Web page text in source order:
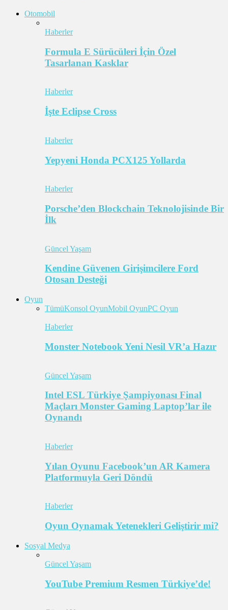
Otomobil
Haberler
Formula E Sürücüleri İçin Özel
Tasarlanan Kasklar
Haberler
İşte Eclipse Cross
Haberler
Yepyeni Honda PCX125 Yollarda
Haberler
Porsche’den Blockchain Teknolojisinde Bir
İlk
Güncel Yaşam
Kendine Güvenen Girişimcilere Ford
Otosan Desteği
Oyun
TümüKonsol OyunMobil OyunPC Oyun
Haberler
Monster Notebook Yeni Nesil VR’a Hazır
Güncel Yaşam
Intel ESL Türkiye Şampiyonası Final
Maçları Monster Gaming Laptop’lar ile
Oynandı
Haberler
Yılan Oyunu Facebook’un AR Kamera
Platformuyla Geri Döndü
Haberler
Oyun Oynamak Yetenekleri Geliştirir mi?
Sosyal Medya
Güncel Yaşam
YouTube Premium Resmen Türkiye’de!